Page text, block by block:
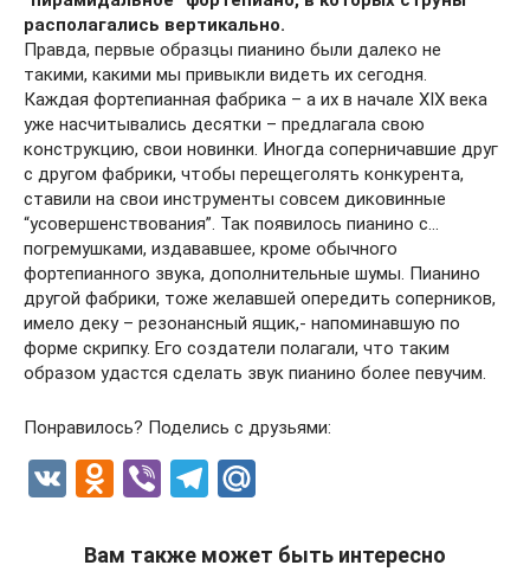
располагались вертикально.
Правда, первые образцы пианино были далеко не
такими, какими мы привыкли видеть их сегодня.
Каждая фортепианная фабрика – а их в начале XIX века
уже насчитывались десятки – предлагала свою
конструкцию, свои новинки. Иногда соперничавшие друг
с другом фабрики, чтобы перещеголять конкурента,
ставили на свои инструменты совсем диковинные
“усовершенствования”. Так появилось пианино с…
погремушками, издававшее, кроме обычного
фортепианного звука, дополнительные шумы. Пианино
другой фабрики, тоже желавшей опередить соперников,
имело деку – резонансный ящик,- напоминавшую по
форме скрипку. Его создатели полагали, что таким
образом удастся сделать звук пианино более певучим.
Понравилось? Поделись с друзьями:
V
O
n
Vi
er
T
e
.R
Вам также может быть интересно